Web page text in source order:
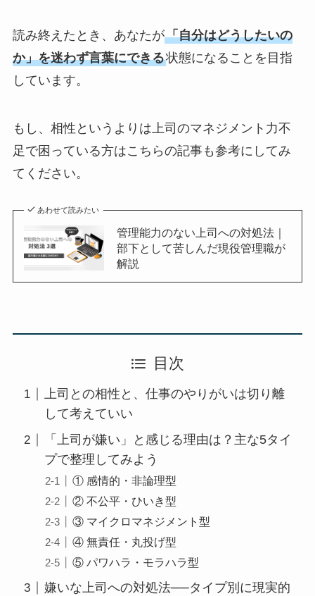
読み終えたとき、あなたが「自分はどうしたいの
か」を迷わず言葉にできる状態になることを目指
しています。
もし、相性というよりは上司のマネジメント力不
足で困っている方はこちらの記事も参考にしてみ
てください。
あわせて読みたい
管理能力のない上司への対処法｜
部下として苦しんだ現役管理職が
解説
目次
上司との相性と、仕事のやりがいは切り離
して考えていい
「上司が嫌い」と感じる理由は？主な5タイ
プで整理してみよう
① 感情的・非論理型
② 不公平・ひいき型
③ マイクロマネジメント型
④ 無責任・丸投げ型
⑤ パワハラ・モラハラ型
嫌いな上司への対処法──タイプ別に現実的